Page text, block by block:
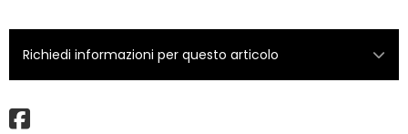
Richiedi informazioni per questo articolo